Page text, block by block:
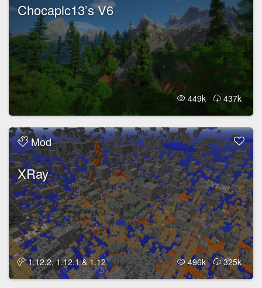
Chocapic13’s V6
449k 437k
Mod
XRay
1.12.2, 1.12.1 & 1.12 496k 325k